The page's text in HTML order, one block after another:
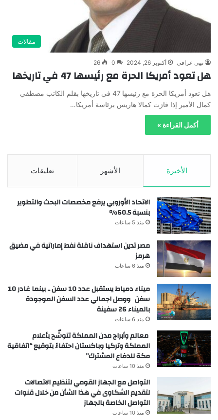
مقالات
نهى عراقي أكتوبر 26, 2024 0
26
هل تعود أمريكا الحرة مع رئيسها 47 في تاريخها
هل تعود أمريكا الحرة مع رئيسها 47 في تاريخها بقلم الكاتب مصطفي
كمال الأمير إذا فازت كمالا هاريس برئاسة أمريكا…
أكمل القراءة »
الأخيرة الأشهر تعليقات
الاتحاد الأوروبي يرفع مخصصات البحث والتطوير
بنسبة 60.5%
منذ 5 ساعات
مصر تدين استهداف ناقلة نفط إماراتية في مضيق
هرمز
منذ 6 ساعات
ميناء دمياط يستقبل عدد 10 سفن .. بينما غادر 10
سفن ووصل اجمالي عدد السفن الموجودة
بالميناء 26 سفينة
منذ 6 ساعات
معالم وأبراج مدن المملكة تتوشّح بأعلام
المملكة وتركيا وباكستان احتفاءً بتوقيع “اتفاقية
مكة للدفاع المشترك”
منذ 10 ساعات
التواصل مع الجهاز القومي لتنظيم الاتصالات
لتقديم الشكاوى في هذا الشأن من خلال قنوات
التواصل الخاصة بالجهاز
منذ 10 ساعات